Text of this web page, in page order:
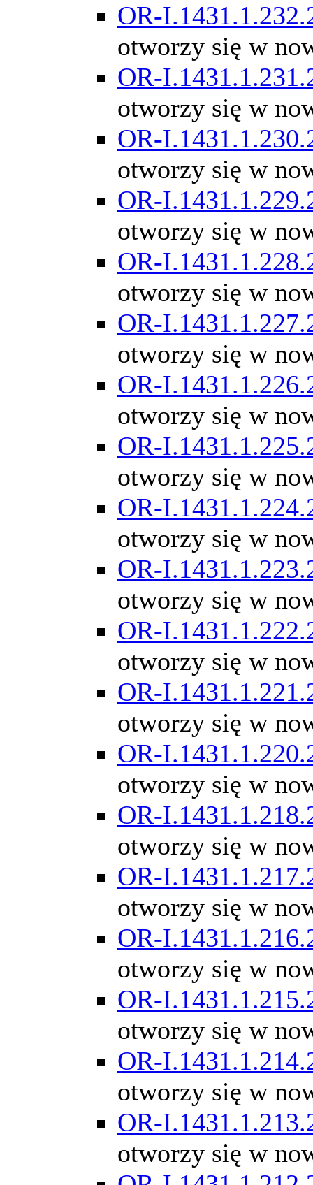
OR-
otworzy się w
OR-
otworzy się w
OR-
otworzy się w
OR-
otworzy się w
OR-
otworzy się w
OR-
otworzy się w
OR-
otworzy się w
OR-
otworzy się w
OR-
otworzy się w
OR-
otworzy się w
OR-
otworzy się w
OR-
otworzy się w
OR-
otworzy się w
OR-
otworzy się w
OR-
otworzy się w
OR-
otworzy się w
OR-
otworzy się w
OR-
otworzy się w
OR-
otworzy się w